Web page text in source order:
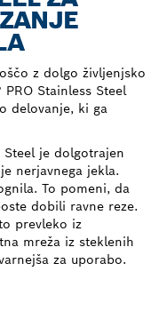
z dolgo življenjsko
Stainless Steel
delovanje, ki ga
Steel je dolgotrajen
nerjavnega jekla.
To pomeni, da
dobili ravne reze.
prevleko iz
mreža iz steklenih
za uporabo.